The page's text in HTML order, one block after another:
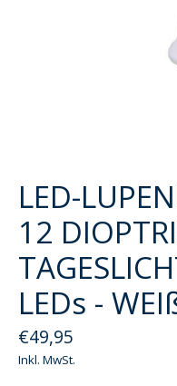
LED-
12
LEDs -
€49,95
Inkl. MwSt.